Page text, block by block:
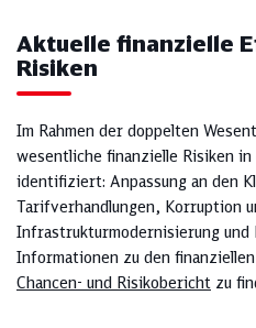
Aktuelle finanzielle
Risiken
Im Rahmen der doppelten
wesentliche finanzielle Risiken
identifiziert: Anpassung an den
Tarifverhandlungen, Korruption
Infrastrukturmodernisierung und
Informationen zu den
Chancen- und Risikobericht zu